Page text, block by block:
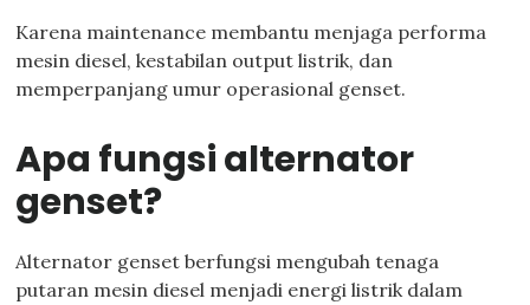
Karena maintenance membantu menjaga performa
mesin diesel, kestabilan output listrik, dan
memperpanjang umur operasional genset.
Apa fungsi alternator
genset?
Alternator genset berfungsi mengubah tenaga
putaran mesin diesel menjadi energi listrik dalam